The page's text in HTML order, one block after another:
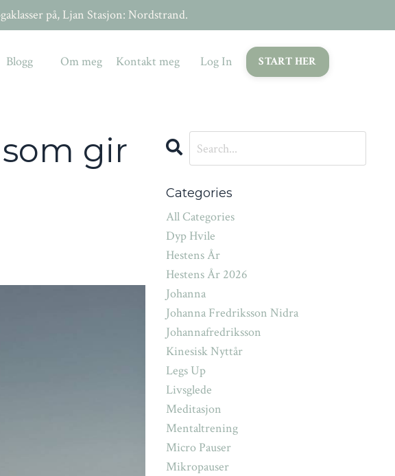
på, Ljan Stasjon: Nordstrand.
Blogg Om meg Kontakt meg Log In START HER
gir
Categories
All Categories
Dyp Hvile
Hestens År
Hestens År 2026
Johanna
Johanna Fredriksson Nidra
Johannafredriksson
Kinesisk Nyttår
Legs Up
Livsglede
Meditasjon
Mentaltrening
Micro Pauser
Mikropauser